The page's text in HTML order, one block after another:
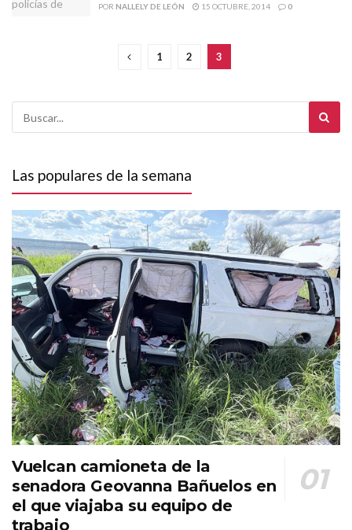
POR NALLELY DE LEÓN 15 OCTUBRE, 2014 0
1 2 3
Las populares de la semana
Vuelcan camioneta de la
senadora Geovanna Bañuelos en
el que viajaba su equipo de
trabajo